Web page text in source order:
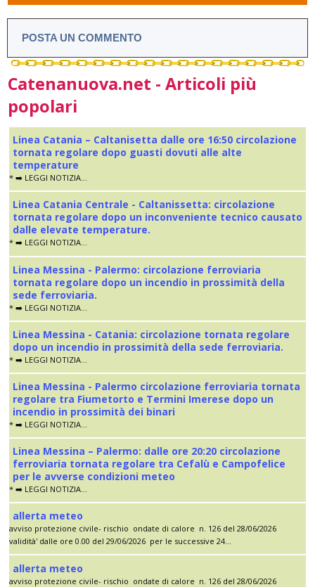
POSTA UN COMMENTO
Catenanuova.net - Articoli più
popolari
Linea Catania – Caltanisetta dalle ore 16:50 circolazione
tornata regolare dopo guasti dovuti alle alte
temperature
* ➡️ LEGGI NOTIZIA...
Linea Catania Centrale - Caltanissetta: circolazione
tornata regolare dopo un inconveniente tecnico causato
dalle elevate temperature.
* ➡️ LEGGI NOTIZIA...
Linea Messina - Palermo: circolazione ferroviaria
tornata regolare dopo un incendio in prossimità della
sede ferroviaria.
* ➡️ LEGGI NOTIZIA...
Linea Messina - Catania: circolazione tornata regolare
dopo un incendio in prossimità della sede ferroviaria.
* ➡️ LEGGI NOTIZIA...
Linea Messina - Palermo circolazione ferroviaria tornata
regolare tra Fiumetorto e Termini Imerese dopo un
incendio in prossimità dei binari
* ➡️ LEGGI NOTIZIA...
Linea Messina – Palermo: dalle ore 20:20 circolazione
ferroviaria tornata regolare tra Cefalù e Campofelice
per le avverse condizioni meteo
* ➡️ LEGGI NOTIZIA...
allerta meteo
avviso protezione civile- rischio ondate di calore n. 126 del 28/06/2026
validità' dalle ore 0.00 del 29/06/2026 per le successive 24...
allerta meteo
avviso protezione civile- rischio ondate di calore n. 126 del 28/06/2026